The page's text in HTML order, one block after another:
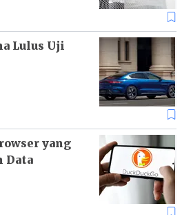
Lulus Uji
yang
Data